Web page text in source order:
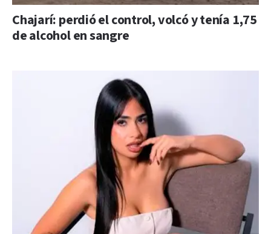
Chajarí: perdió el control, volcó y tenía 1,75
de alcohol en sangre